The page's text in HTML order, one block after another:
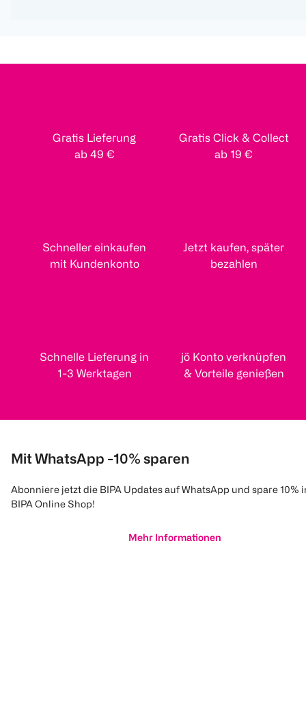
Gratis Lieferung
ab 49 €
Gratis Click & Collect
ab 19 €
Schneller einkaufen
mit Kundenkonto
Jetzt kaufen, später
bezahlen
Schnelle Lieferung in
1-3 Werktagen
jö Konto verknüpfen
& Vorteile genießen
Mit WhatsApp -10% sparen
Abonniere jetzt die BIPA Updates auf WhatsApp und spare 10%
BIPA Online Shop!
Mehr Informationen